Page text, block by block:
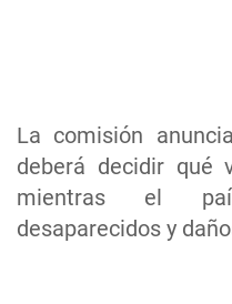
La comisión
deberá decidir qué
mientras el
desaparecidos y